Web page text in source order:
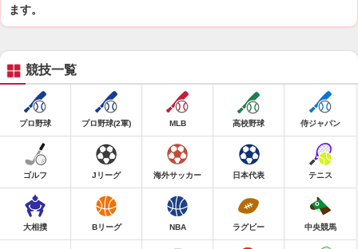
ます。
競技一覧
プロ野球 プロ野球(2軍) MLB 高校野球 侍ジャパン
ゴルフ Jリーグ 海外サッカー 日本代表 テニス
大相撲 Bリーグ NBA ラグビー 中央競馬